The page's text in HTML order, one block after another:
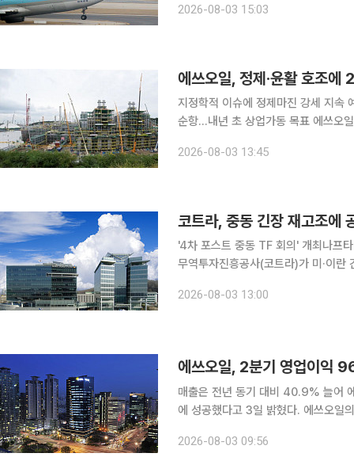
워 수익성 방어에 나서고 있다. 국제
2026-08-03 15:03
에쓰오일, 정제·윤활 호조에
지정학적 이슈에 정제마진 강세 지속
순항…내년 초 상업가동 목표 에쓰오일이 정제마진 강세와 윤활기유 사업 호조에 힘입어 지난해 적
2026-08-03 13:45
코트라, 중동 긴장 재고조에
'4차 포스트 중동 TF 회의' 개최나프타
무역투자진흥공사(코트라)가 미·이
포스(TF) 회의'를 개최했다고 밝혔다.
2026-08-03 13:00
에쓰오일, 2분기 영업이익
매출은 전년 동기 대비 40.9% 늘어 에쓰오일은 정제마진 개선, 윤활기유 호조 영향으로 흑자 전환
에 성공했다고 3일 밝혔다. 에쓰오일의 올 2분기 연결 기준 매출액은 11조3435억원, 영업이익
며, 영업이익과 순이익은 흑자 전환에
2026-08-03 09:56